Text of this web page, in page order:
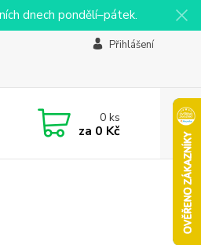
dnech pondělí–pátek.
Přihlášení
0ks
za 0 Kč